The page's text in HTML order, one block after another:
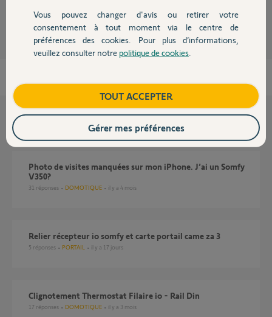
Devis avec un pro
Contact
Questions liées
Photo de visites manquées sur mon iPhone. J’ai un Somfy
V350?
31 réponses DOMOTIQUE il y a 4 mois
Relier récepteur io somfy et carte portail came za 3
5 réponses PORTAIL il y a 17 jours
Clignotement Thermostat Filaire io - Rail Din
17 réponses DOMOTIQUE il y a 3 mois
Vous pouvez changer d'avis ou retirer votre
consentement à tout moment via le centre de
préférences des cookies. Pour plus d’informations,
veuillez consulter notre politique de cookies
TOUT ACCEPTER
Gérer mes préférences